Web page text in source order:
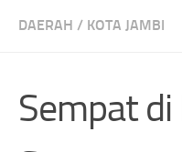
DAERAH / KOTA JAMBI
Sempat